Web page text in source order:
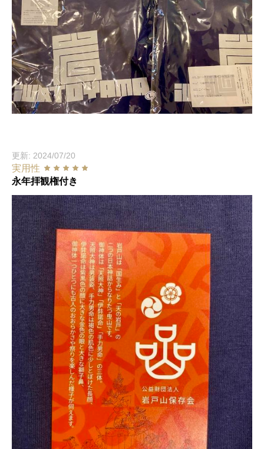
更新: 2024/07/20
実用性
永年拝観権付き